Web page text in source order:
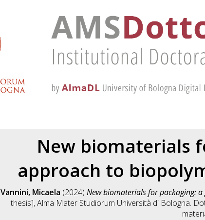
New biomaterials
approach to
Vannini, Micaela (2024) New biomaterials for packaging:
thesis], Alma Mater Studiorum Università di Bologna.